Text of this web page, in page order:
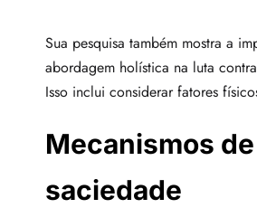
Sua pesquisa também mostra a
abordagem holística na luta
Isso inclui considerar fatores
Mecanismos
saciedade